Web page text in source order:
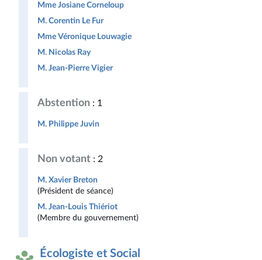
Mme Josiane Corneloup
M. Corentin Le Fur
Mme Véronique Louwagie
M. Nicolas Ray
M. Jean-Pierre Vigier
Abstention : 1
M. Philippe Juvin
Non votant : 2
M. Xavier Breton
(Président de séance)
M. Jean-Louis Thiériot
(Membre du gouvernement)
Écologiste et Social